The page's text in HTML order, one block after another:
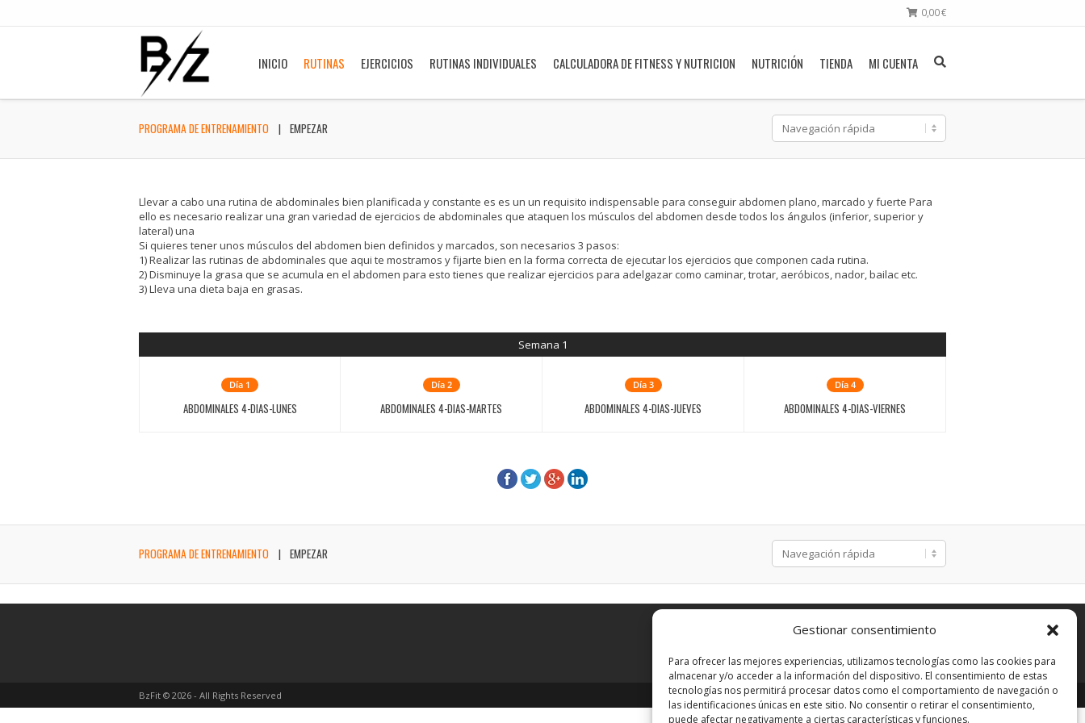
Gestionar consentimiento
Para ofrecer las mejores experiencias, utilizamos tecnologías como las cookies para
almacenar y/o acceder a la información del dispositivo. El consentimiento de estas
tecnologías nos permitirá procesar datos como el comportamiento de navegación o
las identificaciones únicas en este sitio. No consentir o retirar el consentimiento,
puede afectar negativamente a ciertas características y funciones.
0,00€
INICIO RUTINAS EJERCICIOS RUTINAS INDIVIDUALES CALCULADORA DE FITNESS Y NUTRICION NUTRICIÓN TIENDA MI CUENTA
PROGRAMA DE ENTRENAMIENTO EMPEZAR
Llevar a cabo una rutina de abdominales bien planificada y constante es es un un requisito indispensable para conseguir abdomen plano, marcado y fuerte Para
ello es necesario realizar una gran variedad de ejercicios de abdominales que ataquen los músculos del abdomen desde todos los ángulos (inferior, superior y
lateral) una
Si quieres tener unos músculos del abdomen bien definidos y marcados, son necesarios 3 pasos:
1) Realizar las rutinas de abdominales que aqui te mostramos y fijarte bien en la forma correcta de ejecutar los ejercicios que componen cada rutina.
2) Disminuye la grasa que se acumula en el abdomen para esto tienes que realizar ejercicios para adelgazar como caminar, trotar, aeróbicos, nador, bailac etc.
3) Lleva una dieta baja en grasas.
Semana 1
Día 1
ABDOMINALES 4-DIAS-LUNES
Día 2
ABDOMINALES 4-DIAS-MARTES
Día 3
ABDOMINALES 4-DIAS-JUEVES
Día 4
ABDOMINALES 4-DIAS-VIERNES
PROGRAMA DE ENTRENAMIENTO EMPEZAR
BzFit © 2026 - All Rights Reserved Developed by:BZ